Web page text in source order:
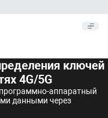
ключей
4G/5G
аппаратный
данными через